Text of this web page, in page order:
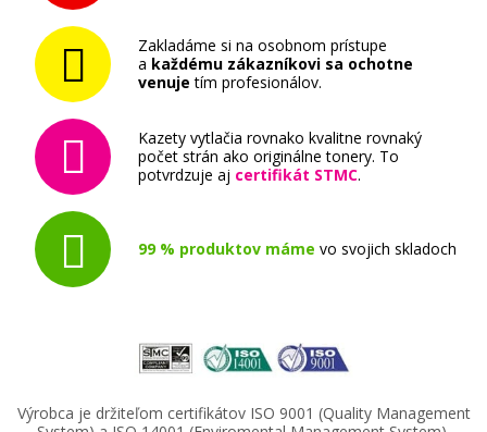
Originálny fotovalec MINOLTA IU310C
Originální fotoválec
Zakladáme si na osobnom prístupe
a každému zákazníkovi sa ochotne
venuje tím profesionálov.
Kazety vytlačia rovnako kvalitne rovnaký
počet strán ako originálne tonery. To
potvrdzuje aj certifikát STMC.
99 % produktov máme vo svojich skladoch
Výrobca je držiteľom certifikátov ISO 9001 (Quality Management